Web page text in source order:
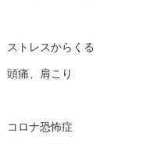
ストレスからくる
頭痛、肩こり
コロナ恐怖症